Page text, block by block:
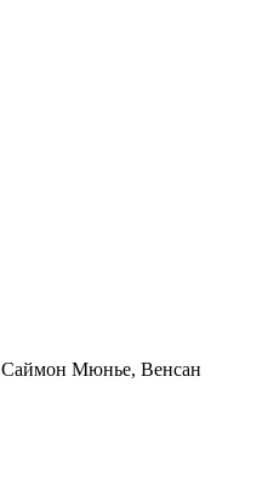
Саймон Мюнье, Венсан